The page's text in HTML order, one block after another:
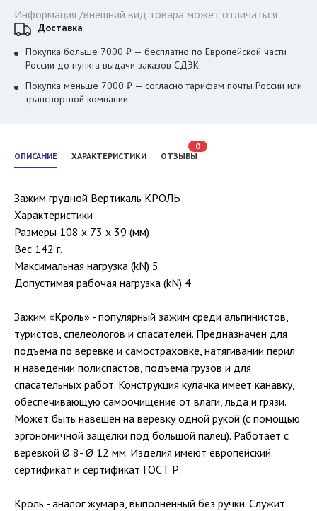
ОПИСАНИЕ ХАРАКТЕРИСТИКИ ОТЗЫВЫ
0
Зажим грудной Вертикаль КРОЛЬ
Характеристики
Размеры 108 x 73 x 39 (мм)
Вес 142 г.
Максимальная нагрузка (kN) 5
Допустимая рабочая нагрузка (kN) 4
Зажим «Кроль» - популярный зажим среди альпинистов,
туристов, спелеологов и спасателей. Предназначен для
подъема по веревке и самостраховке, натягивании перил
и наведении полиспастов, подъема грузов и для
спасательных работ. Конструкция кулачка имеет канавку,
обеспечивающую самоочищение от влаги, льда и грязи.
Может быть навешен на веревку одной рукой (с помощью
эргономичной защелки под большой палец). Работает с
веревкой Ø 8- Ø 12 мм. Изделия имеют европейский
сертификат и сертификат ГОСТ Р.
Кроль - аналог жумара, выполненный без ручки. Служит
Информация /внешний вид товара может отличаться
Доставка
Покупка больше 7000 ₽ — бесплатно по Европейской части
России до пункта выдачи заказов СДЭК.
Покупка меньше 7000 ₽ — согласно тарифам почты России или
транспортной компании